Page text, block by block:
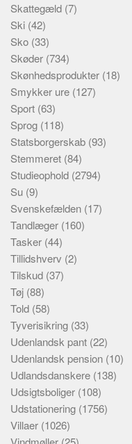
Skattegæld (7)
Ski (42)
Sko (33)
Skøder (734)
Skønhedsprodukter (18)
Smykker ure (127)
Sport (63)
Sprog (118)
Statsborgerskab (93)
Stemmeret (84)
Studieophold (2794)
Su (9)
Svenskefælden (17)
Tandlæger (160)
Tasker (44)
Tillidshverv (2)
Tilskud (37)
Tøj (88)
Told (58)
Tyverisikring (33)
Udenlandsk pant (22)
Udenlandsk pension (10)
Udlandsdanskere (138)
Udsigtsboliger (108)
Udstationering (1756)
Villaer (1026)